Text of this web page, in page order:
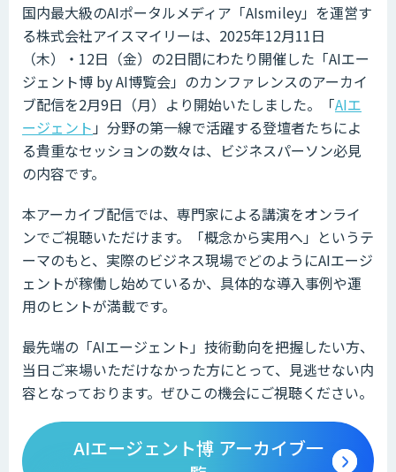
国内最大級のAIポータルメディア「AIsmiley」を運営す
る株式会社アイスマイリーは、2025年12月11日
（木）・12日（金）の2日間にわたり開催した「AIエー
ジェント博 by AI博覧会」のカンファレンスのアーカイ
ブ配信を2月9日（月）より開始いたしました。「AIエ
ージェント」分野の第一線で活躍する登壇者たちによ
る貴重なセッションの数々は、ビジネスパーソン必見
の内容です。
本アーカイブ配信では、専門家による講演をオンライ
ンでご視聴いただけます。「概念から実用へ」というテ
ーマのもと、実際のビジネス現場でどのようにAIエージ
ェントが稼働し始めているか、具体的な導入事例や運
用のヒントが満載です。
最先端の「AIエージェント」技術動向を把握したい方、
当日ご来場いただけなかった方にとって、見逃せない内
容となっております。ぜひこの機会にご視聴ください。
AIエージェント博 アーカイブ一